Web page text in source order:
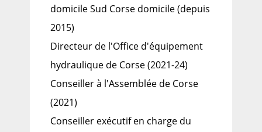
domicile Sud Corse domicile (depuis
2015)
Directeur de l'Office d'équipement
hydraulique de Corse (2021-24)
Conseiller à l'Assemblée de Corse
(2021)
Conseiller exécutif en charge du